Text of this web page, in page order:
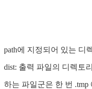
path에 지정되어 있는 디
dist: 출력 파일의 디렉토
하는 파일군은 한 번